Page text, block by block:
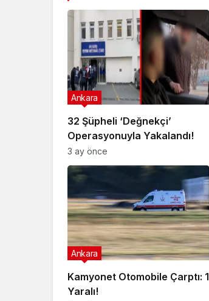
32 Şüpheli ‘Değnekçi’
Operasyonuyla Yakalandı!
Ankara
3 ay önce
Kamyonet Otomobile Çarptı: 1
Yaralı!
Ankara